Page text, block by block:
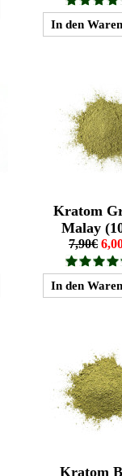
Kratom
Malay
7,90€
Kratom